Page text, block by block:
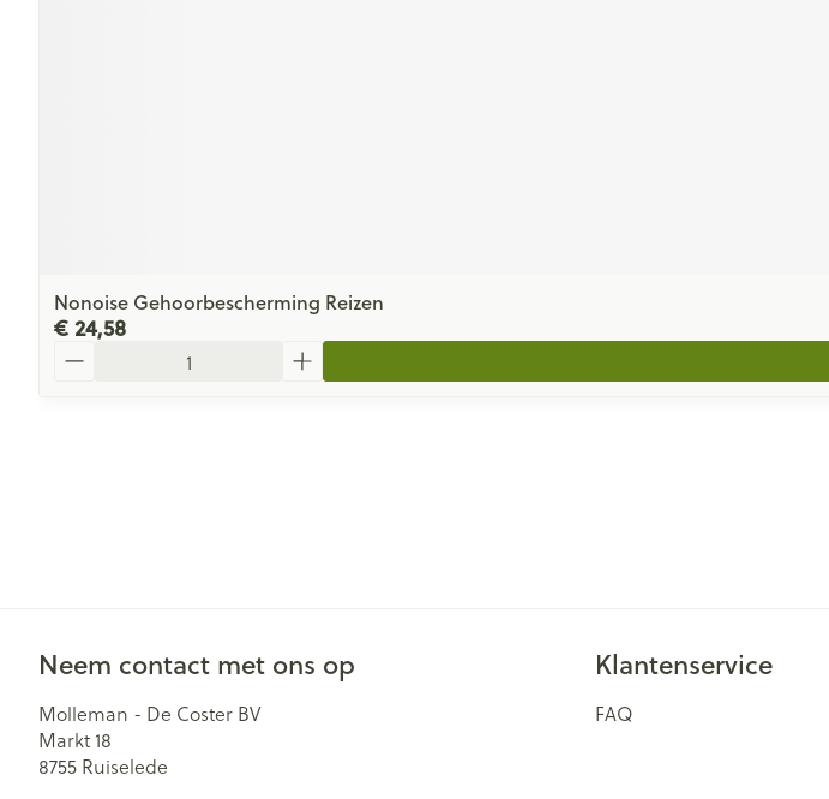
Nonoise Gehoorbescherming Reizen
€ 24,58
Neem contact met ons op
Molleman - De Coster BV
Markt 18
8755 Ruiselede
Klantenservice
FAQ